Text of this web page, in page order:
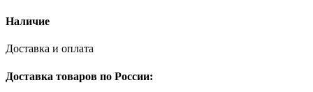
Наличие
Доставка и оплата
Доставка товаров по России: